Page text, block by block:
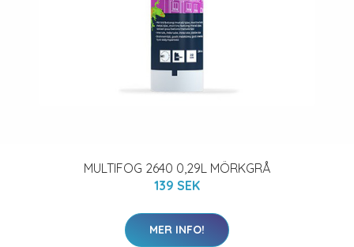
MULTIFOG 2640 0,29L MÖRKGRÅ
139 SEK
MER INFO!